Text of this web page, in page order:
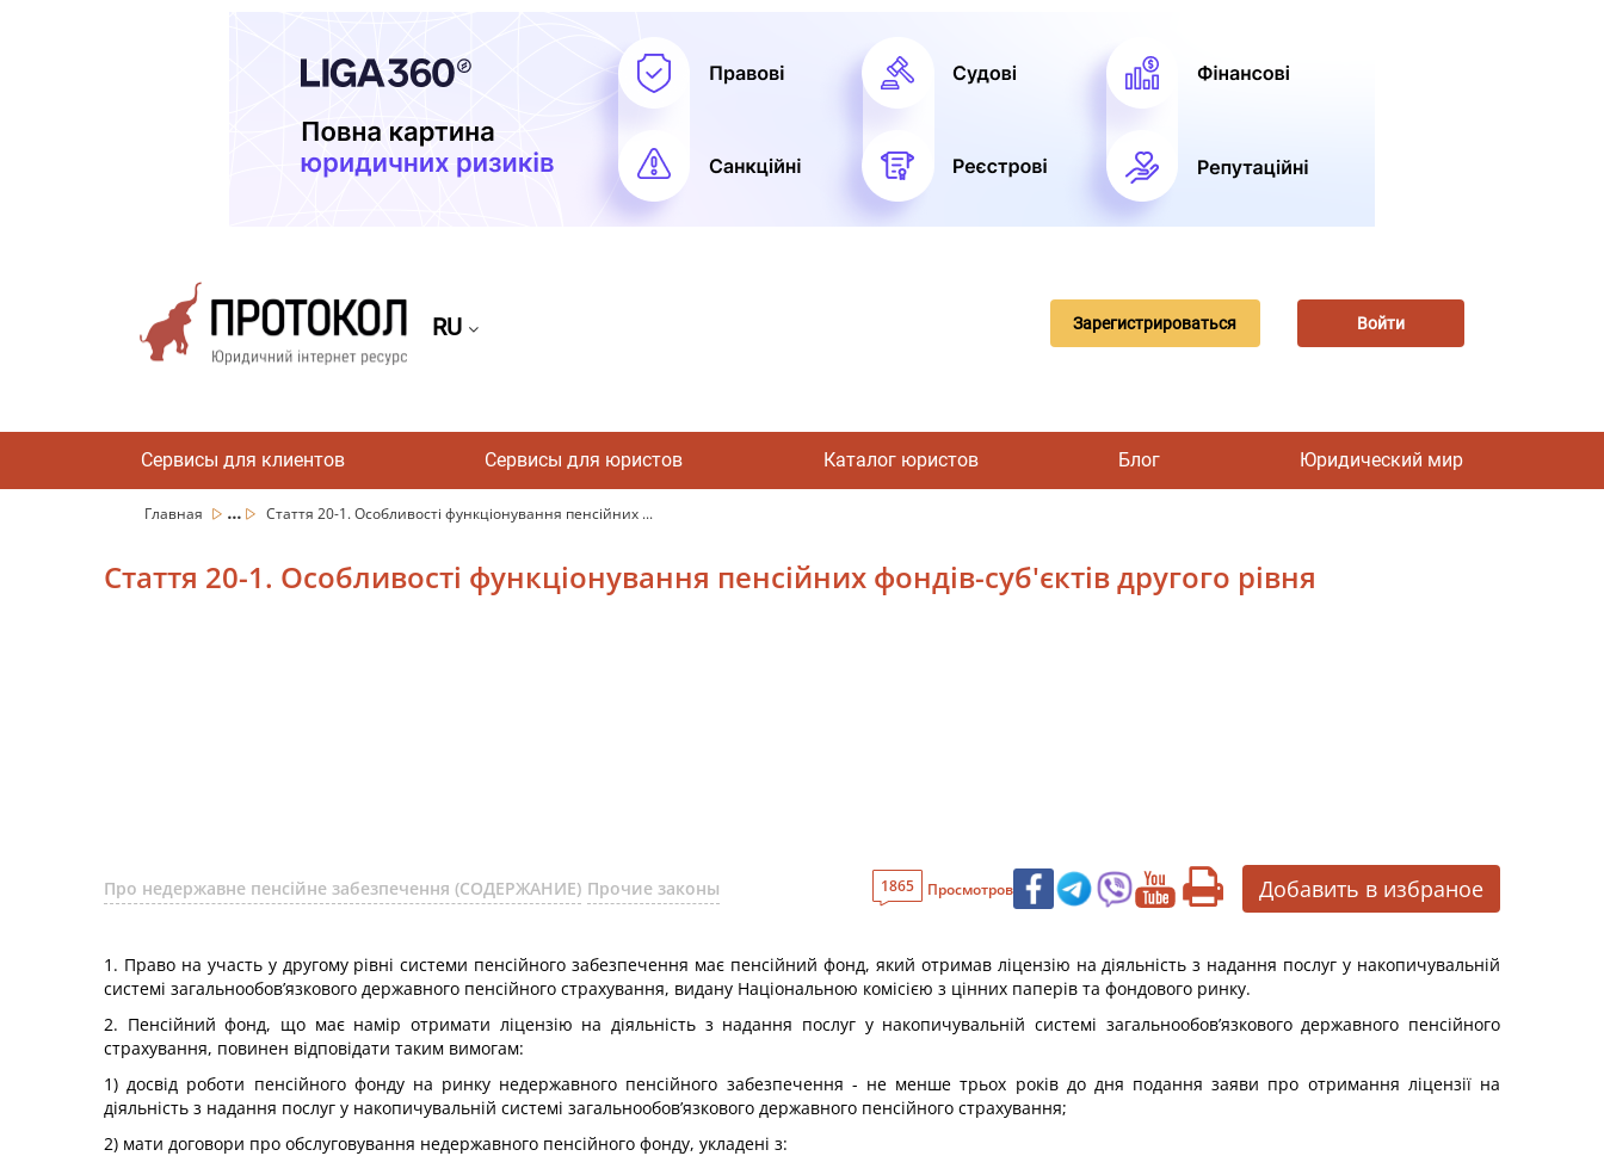
RU Зарегистрироваться Войти
Сервисы для клиентов Сервисы для юристов Каталог юристов Блог Юридический мир
Главная ... Стаття 20-1. Особливості функціонування пенсійних ...
Стаття 20-1. Особливості функціонування пенсійних фондів-суб'єктів другого рівня
Про недержавне пенсійне забезпечення (СОДЕРЖАНИЕ) Прочие законы 1865 Просмотров Добавить в избраное
1. Право на участь у другому рівні системи пенсійного забезпечення має пенсійний фонд, який отримав ліцензію на діяльність з надання послуг у накопичувальній
системі загальнообов’язкового державного пенсійного страхування, видану Національною комісією з цінних паперів та фондового ринку.
2. Пенсійний фонд, що має намір отримати ліцензію на діяльність з надання послуг у накопичувальній системі загальнообов’язкового державного пенсійного
страхування, повинен відповідати таким вимогам:
1) досвід роботи пенсійного фонду на ринку недержавного пенсійного забезпечення - не менше трьох років до дня подання заяви про отримання ліцензії на
діяльність з надання послуг у накопичувальній системі загальнообов’язкового державного пенсійного страхування;
2) мати договори про обслуговування недержавного пенсійного фонду, укладені з: